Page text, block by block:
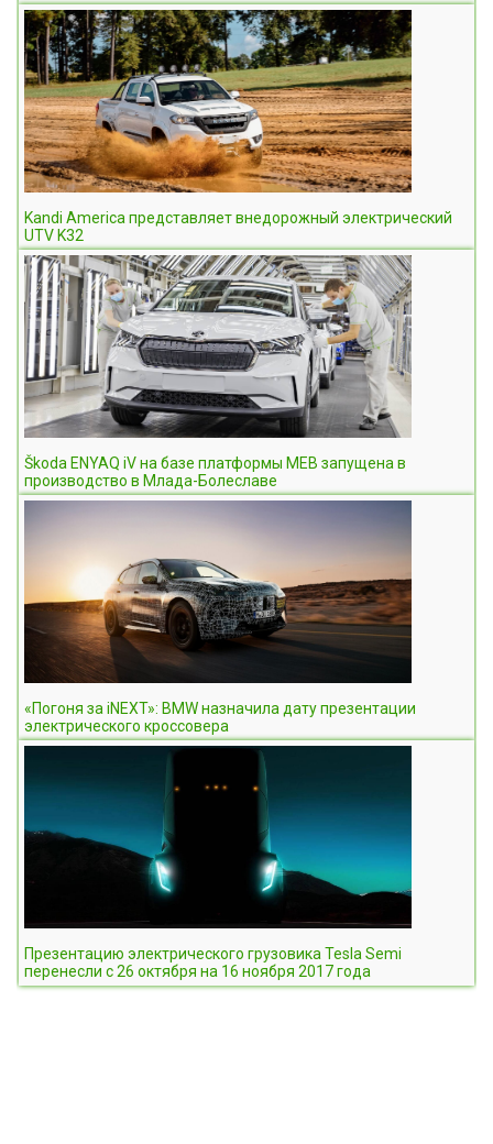
Kandi America представляет внедорожный электрический
UTV K32
Škoda ENYAQ iV на базе платформы MEB запущена в
производство в Млада-Болеславе
«Погоня за iNEXT»: BMW назначила дату презентации
электрического кроссовера
Презентацию электрического грузовика Tesla Semi
перенесли с 26 октября на 16 ноября 2017 года